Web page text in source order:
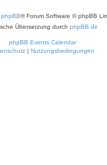
phpBB® Forum Software © phpBB
Übersetzung durch phpBB.de
phpBB Events Calendar
| Nutzungsbedingungen